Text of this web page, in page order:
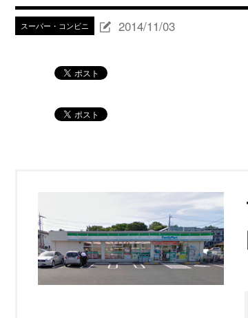
スーパー・コンビニ 2014/11/03